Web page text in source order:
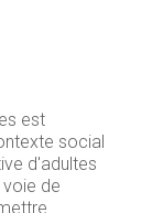
est
social
d'adultes
de